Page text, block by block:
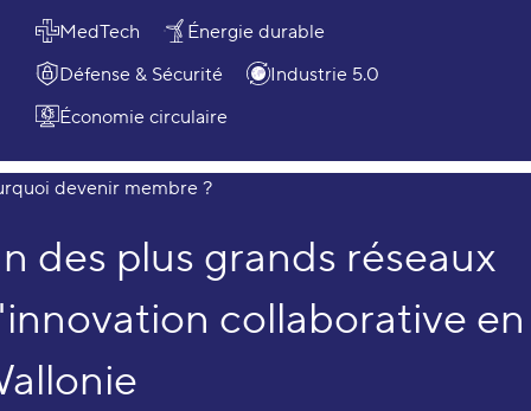
MedTech
Énergie durable
Défense & Sécurité
Industrie 5.0
Économie circulaire
Pourquoi devenir membre ?
devenir membre ?
des plus grands réseaux
collaborative en